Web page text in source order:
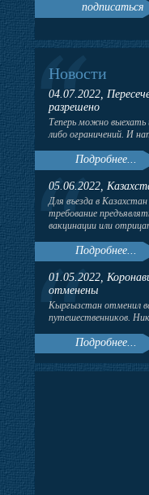
подписаться
Новости
04.07.2022,
разрешено
Теперь можно выехать
либо ограничений. И
Подробнее...
05.06.2022,
Для въезда в
требование
вакцинации или
Подробнее...
01.05.2022,
отменены
Кыргызстан отменил
путешественников.
Подробнее...